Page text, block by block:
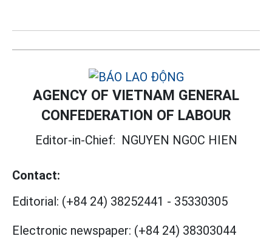
AGENCY OF VIETNAM GENERAL
CONFEDERATION OF LABOUR
Editor-in-Chief: NGUYEN NGOC HIEN
Contact:
Editorial: (+84 24) 38252441 - 35330305
Electronic newspaper: (+84 24) 38303044